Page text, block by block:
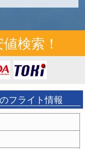
検索！
フライト情報